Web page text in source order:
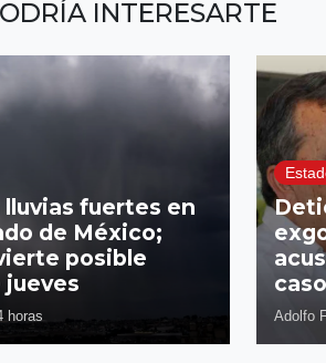
INTERESARTE
fuertes en
de México;
posible
jueves
horas Adolfo